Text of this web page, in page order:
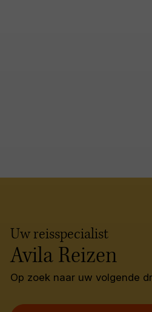
Uw reisspecialist
Avila Reizen
Op zoek naar uw volgende